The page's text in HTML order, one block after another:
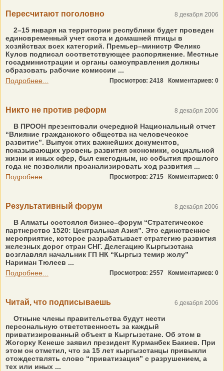
Пересчитают поголовно 8 декабря 2006
2–15 января на территории республики будет проведен
единовременный учет скота и домашней птицы в
хозяйствах всех категорий. Премьер–министр Феликс
Кулов подписал соответствующее распоряжение. Местные
госадминистрации и органы самоуправления должны
образовать рабочие комиссии ...
Подробнее...
Просмотров: 2418 Комментариев: 0
Никто не против реформ 8 декабря 2006
В ПРООН презентовали очередной Национальный отчет
“Влияние гражданского общества на человеческое
развитие”. Выпуск этих важнейших документов,
показывающих уровень развития экономики, социальной
жизни и иных сфер, был ежегодным, но события прошлого
года не позволили проанализировать ход развития ...
Подробнее...
Просмотров: 2715 Комментариев: 0
Результативный форум 8 декабря 2006
В Алматы состоялся бизнес–форум “Стратегическое
партнерство 1520: Центральная Азия”. Это единственное
мероприятие, которое разрабатывает стратегию развития
железных дорог стран СНГ. Делегацию Кыргызстана
возглавлял начальник ГП НК “Кыргыз темир жолу”
Нариман Тюлеев ...
Подробнее...
Просмотров: 2557 Комментариев: 0
Читай, что подписываешь 6 декабря 2006
Отныне члены правительства будут нести
персональную ответственность за каждый
приватизированный объект в Кыргызстане. Об этом в
Жогорку Кенеше заявил президент Курманбек Бакиев. При
этом он отметил, что за 15 лет кыргызстанцы привыкли
отождествлять слово “приватизация” с разрушением, а
тех или иных ...